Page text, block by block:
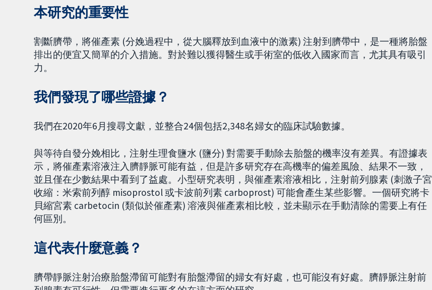
本研究的重要性
割斷臍帶，將催產素 (分娩過程中，從大腦釋放到血液中的激素) 注射到臍帶中，是一種將胎盤
排出的便宜又簡單的介入措施。對於難以獲得醫生或手術室的低收入國家而言，尤其具有吸引
力。
我們發現了哪些證據？
我們在2020年6月搜尋文獻，並整合24個包括2,348名婦女的臨床試驗數據。
與等待自發分娩相比，注射生理食鹽水 (鹽分) 對需要手動除去胎盤的機率沒有差異。有證據表
示，將催產素溶液注入臍靜脈可能有益，但是許多研究存在高機率的偏差風險、結果不一致，
並且僅在少數結果中看到了益處。小型研究表明，與催產素溶液相比，注射前列腺素 (刺激子宮
收縮：米索前列醇 misoprostol 或卡波前列素 carboprost) 可能會產生某些影響。一個研究將卡
貝縮宮素 carbetocin (類似於催產素) 溶液與催產素相比較，並未顯示在手動清除的需要上有任
何區別。
這代表什麼意義？
臍帶靜脈注射治療胎盤滯留可能對有胎盤滯留的婦女有好處，也可能沒有好處。臍靜脈注射前